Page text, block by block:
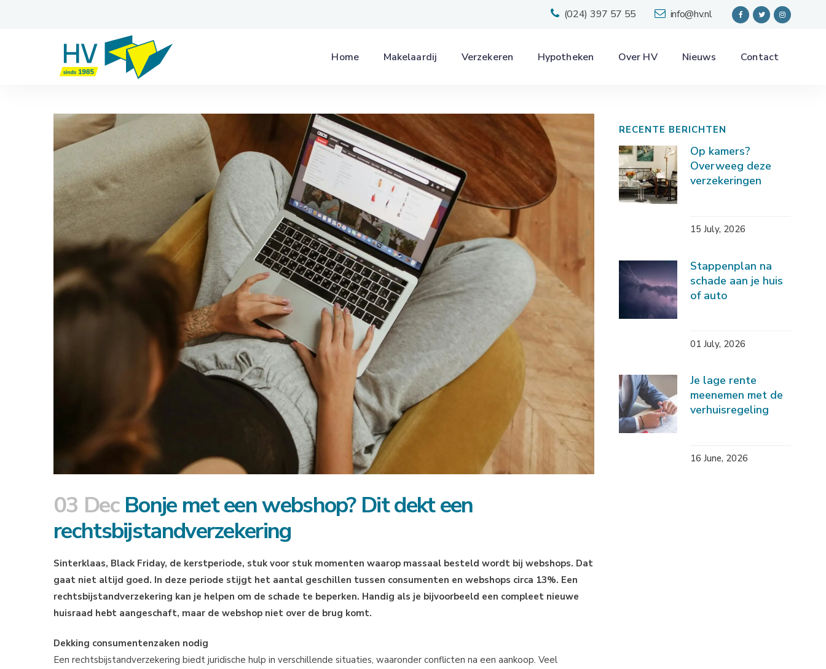
(024) 397 57 55 info@hv.nl
Home Makelaardij Verzekeren Hypotheken Over HV Nieuws Contact
03 DecBonje met een webshop? Dit dekt een
rechtsbijstandverzekering
Sinterklaas, Black Friday, de kerstperiode, stuk voor stuk momenten waarop massaal besteld wordt bij webshops. Dat
gaat niet altijd goed. In deze periode stijgt het aantal geschillen tussen consumenten en webshops circa 13%. Een
rechtsbijstandverzekering kan je helpen om de schade te beperken. Handig als je bijvoorbeeld een compleet nieuwe
huisraad hebt aangeschaft, maar de webshop niet over de brug komt.
Dekking consumentenzaken nodig
Een rechtsbijstandverzekering biedt juridische hulp in verschillende situaties, waaronder conflicten na een aankoop. Veel
RECENTE BERICHTEN
Op kamers?
Overweeg deze
verzekeringen
15 July, 2026
Stappenplan na
schade aan je huis
of auto
01 July, 2026
Je lage rente
meenemen met de
verhuisregeling
16 June, 2026